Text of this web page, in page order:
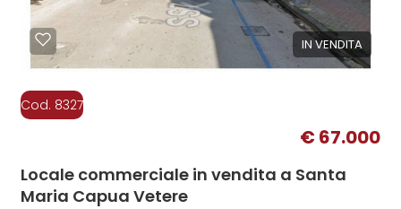
IN VENDITA
Cod. 8327
€ 67.000
Locale commerciale in vendita a Santa
Maria Capua Vetere